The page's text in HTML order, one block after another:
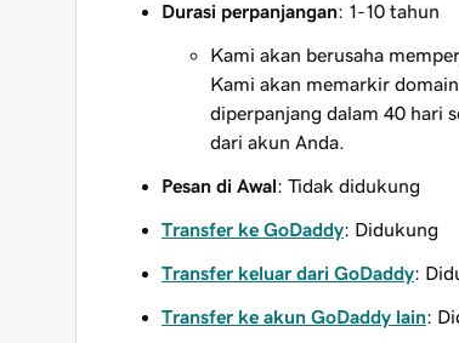
Durasi perpanjangan: 1-10 tahun
Kami akan berusaha
Kami akan memarkir
diperpanjang dalam 40 hari
dari akun Anda.
Pesan di Awal: Tidak didukung
Transfer ke GoDaddy: Didukung
Transfer keluar dari GoDaddy:
Transfer ke akun GoDaddy lain: